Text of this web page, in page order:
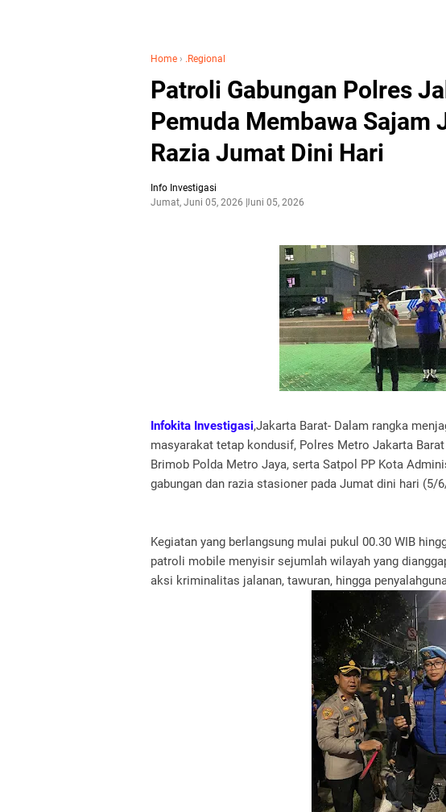
Home › .Regional
Patroli Gabungan Polres
Pemuda Membawa Sajam
Razia Jumat Dini Hari
Info Investigasi
Jumat, Juni 05, 2026 Juni 05, 2026
Infokita Investigasi,Jakarta Barat- Dalam rangka
masyarakat tetap kondusif, Polres Metro Jakarta
Brimob Polda Metro Jaya, serta Satpol PP Kota
gabungan dan razia stasioner pada Jumat dini hari (5/
Kegiatan yang berlangsung mulai pukul 00.30 WIB
patroli mobile menyisir sejumlah wilayah yang
aksi kriminalitas jalanan, tawuran, hingga